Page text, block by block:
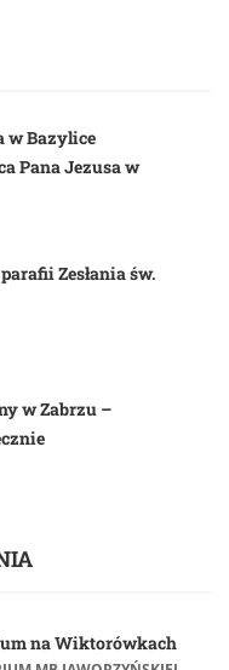
w Bazylice
Pana Jezusa w
Zesłania św.
w Zabrzu –
na Wiktorówkach